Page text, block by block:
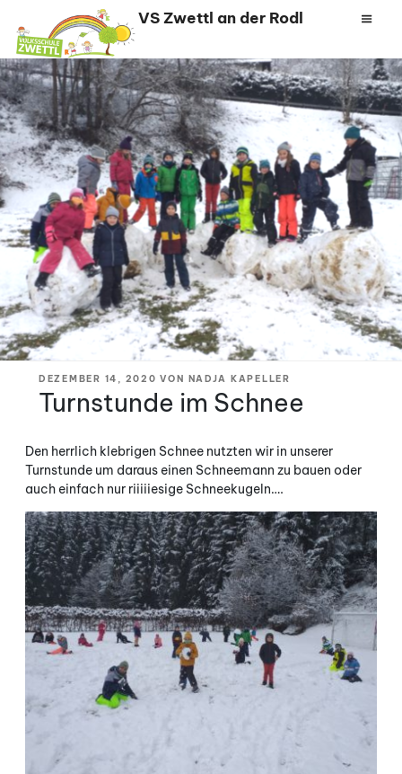
Inhalt
springen
VS Zwettl an der Rodl
VERÖFFENTLICHT
DEZEMBER 14, 2020 VON NADJA KAPELLER
Turnstunde im Schnee
Den herrlich klebrigen Schnee nutzten wir in unserer
Turnstunde um daraus einen Schneemann zu bauen oder
auch einfach nur riiiiiesige Schneekugeln….